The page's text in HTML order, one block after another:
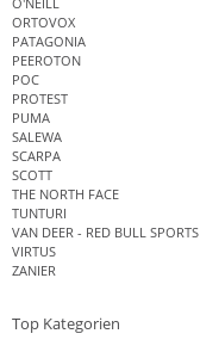
ORTOVOX
PATAGONIA
PEEROTON
POC
PROTEST
PUMA
SALEWA
SCARPA
SCOTT
THE NORTH FACE
TUNTURI
VAN DEER - RED BULL SPORTS
VIRTUS
ZANIER
Top Kategorien